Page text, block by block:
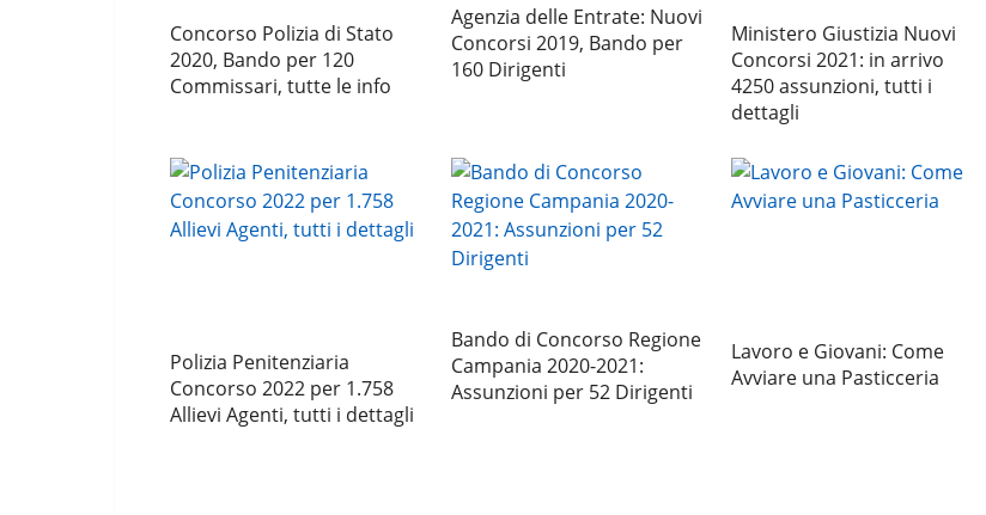
Concorso Polizia di Stato
2020, Bando per 120
Commissari, tutte le info
Agenzia delle Entrate: Nuovi
Concorsi 2019, Bando per
160 Dirigenti
Ministero Giustizia Nuovi
Concorsi 2021: in arrivo
4250 assunzioni, tutti i
dettagli
Polizia Penitenziaria
Concorso 2022 per 1.758
Allievi Agenti, tutti i dettagli
Bando di Concorso Regione
Campania 2020-2021:
Assunzioni per 52 Dirigenti
Lavoro e Giovani: Come
Avviare una Pasticceria